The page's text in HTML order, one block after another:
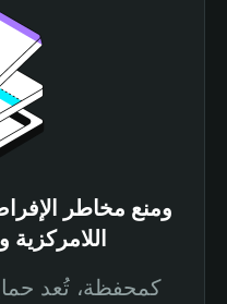
ومنع مخاطر
اللامركزية
كمحفظة، تُعد